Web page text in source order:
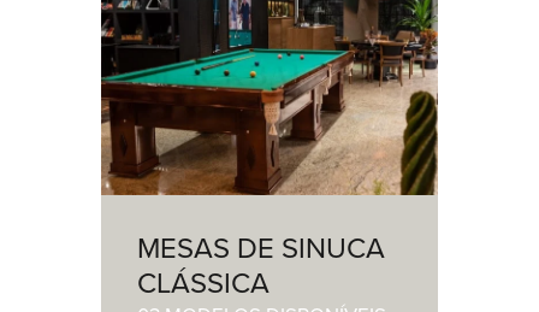
MESAS DE SINUCA
CLÁSSICA